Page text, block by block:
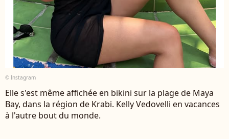
© Instagram
Elle s'est même affichée en bikini sur la plage de Maya
Bay, dans la région de Krabi. Kelly Vedovelli en vacances
à l'autre bout du monde.